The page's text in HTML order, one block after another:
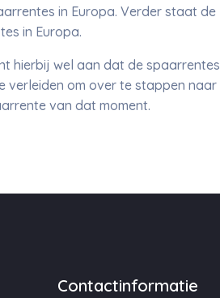
in Europa. Verder staat
in Europa.
hierbij wel aan dat de
verleiden om over te stappen
van dat moment.
Contactinformatie